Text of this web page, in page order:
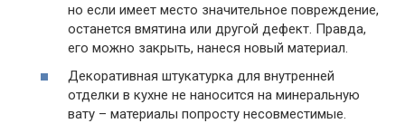
но если имеет место значительное повреждение,
останется вмятина или другой дефект. Правда,
его можно закрыть, нанеся новый материал.
Декоративная штукатурка для внутренней
отделки в кухне не наносится на минеральную
вату – материалы попросту несовместимые.